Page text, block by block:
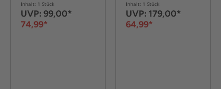
Inhalt: 1 Stück
UVP: 99,00*
74,99*
Inhalt: 1 Stück
UVP: 179,00*
64,99*